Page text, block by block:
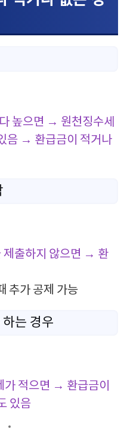
높으면 → 원천징수세
음 → 환급금이 적거나
출하지 않으면 → 환
추가 공제 가능
는 경우
가 적으면 → 환급금이
있음